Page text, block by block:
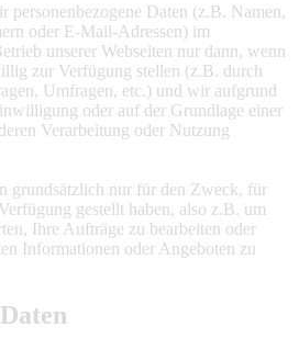
personenbezogene Daten (z.B. Namen,
oder E-Mail-Adressen) im
unserer Webseiten nur dann, wenn
zur Verfügung stellen (z.B. durch
Umfragen, etc.) und wir aufgrund
oder auf der Grundlage einer
Verarbeitung oder Nutzung
grundsätzlich nur für den Zweck, für
gestellt haben, also z.B. um
Ihre Aufträge zu bearbeiten oder
Informationen oder Angeboten zu